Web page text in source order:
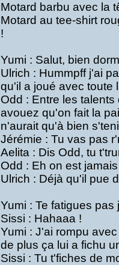
Motard barbu avec la
Motard au tee-shirt
!
Yumi : Salut, bien
Ulrich : Hummpff j'ai
qu'il a joué avec toute
Odd : Entre les
avouez qu'on fait la
n'aurait qu'à bien
Jérémie : Tu vas pas
Aelita : Dis Odd, tu
Odd : Eh on est
Ulrich : Déjà qu'il pue
Yumi : Te fatigues pas
Sissi : Hahaaa !
Yumi : J'ai rompu
de plus ça lui a fichu
Sissi : Tu t'fiches de